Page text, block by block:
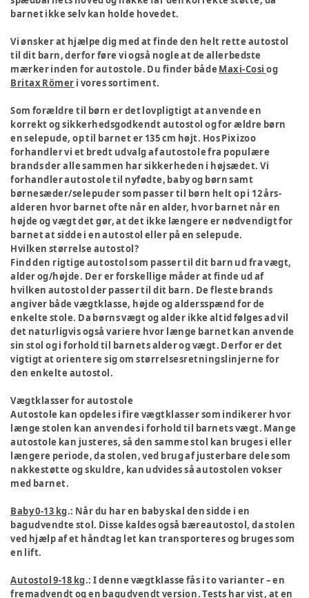
barnet ikke selv kan holde hovedet.
Vi ønsker at hjælpe dig med at finde den helt rette autostol
til dit barn, derfor føre vi også nogle at de allerbedste
mærker inden for autostole. Du finder både Maxi-Cosiog
Britax Römer i vores sortiment.
Som forældre til børn er det lovpligtigt at anvende en
korrekt og sikkerhedsgodkendt autostol og for ældre børn
en selepude, op til barnet er 135 cm højt. Hos Pixizoo
forhandler vi et bredt udvalg af autostole fra populære
brands der alle sammen har sikkerheden i højsædet. Vi
forhandler autostole til nyfødte, baby og børn samt
børnesæder/selepuder som passer til børn helt op i 12 års-
alderen hvor barnet ofte når en alder, hvor barnet når en
højde og vægt det gør, at det ikke længere er nødvendigt for
barnet at sidde i en autostol eller på en selepude.
Hvilken størrelse autostol?
Find den rigtige autostol som passer til dit barn ud fra vægt,
alder og/højde. Der er forskellige måder at finde ud af
hvilken autostol der passer til dit barn. De fleste brands
angiver både vægtklasse, højde og aldersspænd for de
enkelte stole. Da børns vægt og alder ikke altid følges ad vil
det naturligvis også variere hvor længe barnet kan anvende
sin stol og i forhold til barnets alder og vægt. Derfor er det
vigtigt at orientere sig om størrelsesretningslinjerne for
den enkelte autostol.
Vægtklasser for autostole
Autostole kan opdeles i fire vægtklasser som indikerer hvor
længe stolen kan anvendes i forhold til barnets vægt. Mange
autostole kan justeres, så den samme stol kan bruges i eller
længere periode, da stolen, ved brug af justerbare dele som
nakkestøtte og skuldre, kan udvides så autostolen vokser
med barnet.
Baby 0-13 kg.: Når du har en baby skal den sidde i en
bagudvendte stol. Disse kaldes også bæreautostol, da stolen
ved hjælp af et håndtag let kan transporteres og bruges som
en lift.
Autostol 9-18 kg.: I denne vægtklasse fås i to varianter – en
fremadvendt og en bagudvendt version. Tests har vist, at en